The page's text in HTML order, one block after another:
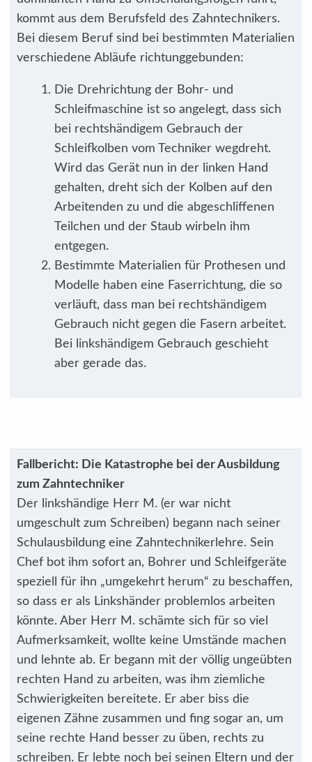
kommt aus dem Berufsfeld des Zahntechnikers.
Bei diesem Beruf sind bei bestimmten Materialien
verschiedene Abläufe richtunggebunden:
Die Drehrichtung der Bohr- und
Schleifmaschine ist so angelegt, dass sich
bei rechtshändigem Gebrauch der
Schleifkolben vom Techniker wegdreht.
Wird das Gerät nun in der linken Hand
gehalten, dreht sich der Kolben auf den
Arbeitenden zu und die abgeschliffenen
Teilchen und der Staub wirbeln ihm
entgegen.
Bestimmte Materialien für Prothesen und
Modelle haben eine Faserrichtung, die so
verläuft, dass man bei rechtshändigem
Gebrauch nicht gegen die Fasern arbeitet.
Bei linkshändigem Gebrauch geschieht
aber gerade das.
Fallbericht: Die Katastrophe bei der Ausbildung
zum Zahntechniker
Der linkshändige Herr M. (er war nicht
umgeschult zum Schreiben) begann nach seiner
Schulausbildung eine Zahntechnikerlehre. Sein
Chef bot ihm sofort an, Bohrer und Schleifgeräte
speziell für ihn „umgekehrt herum“ zu beschaffen,
so dass er als Linkshänder problemlos arbeiten
könnte. Aber Herr M. schämte sich für so viel
Aufmerksamkeit, wollte keine Umstände machen
und lehnte ab. Er begann mit der völlig ungeübten
rechten Hand zu arbeiten, was ihm ziemliche
Schwierigkeiten bereitete. Er aber biss die
eigenen Zähne zusammen und fing sogar an, um
seine rechte Hand besser zu üben, rechts zu
schreiben. Er lebte noch bei seinen Eltern und der